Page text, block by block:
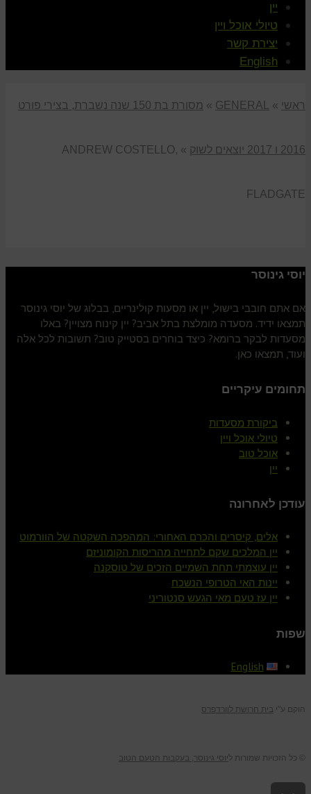
יין
טיולי אוכל ויין
יצירת קשר
English
ראשי »
GENERAL
» מסורת בת 150 שנה נשברת, בצירי פורט
2016 ו 2017 יוצאים לשוק »
ANDREW COSTELLO,
FLADGATE
יוסי גינוסר
אם אתם חובבי בישול, יין או מסעות קולינריים, בבלוג של יוסי גינוסר
תמצאו ידיד. מסעדה מומלצת בתל אביב? יין קינוח מצויין? באלו
מסעדות לבקר ברומא? כיצד בוחרים בסטייק טוב? תשובות לכל אלה
ועוד, תמצאו כאן.
תחומים עיקריים
ביקורת מסעדות
טיולי אוכל ויין
אוכל טוב
יין
עודכן לאחרונה
אלים, קיסרים והכרם האחורי: המהפכה השקטה של הוורמוט
יין המלכים שקם לתחייה מהריסות הקומוניזם
יין עוצמתי תחת השמיים הזכים של טוסקנה
יינות האי הטרופי הנשכח
יין עז טעם מאי הגעש סנטוריני
שפות
English
הוקם ע"י בית חרושת לוורדפרס
© כל הזכויות שמורות ליוסי גינוסר, בעקבות הטעם הטוב